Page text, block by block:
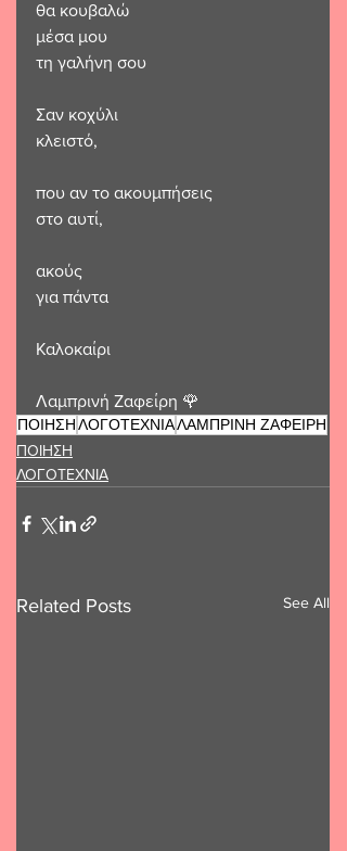
θα κουβαλώ
μέσα μου
τη γαλήνη σου
Σαν κοχύλι
κλειστό,
που αν το ακουμπήσεις
στο αυτί,
ακούς
για πάντα
Καλοκαίρι
Λαμπρινή Ζαφείρη 🌹
ΠΟΙΗΣΗΛΟΓΟΤΕΧΝΙΑΛΑΜΠΡΙΝΗ ΖΑΦΕΙΡΗ
ΠΟΙΗΣΗ
ΛΟΓΟΤΕΧΝΙΑ
Related Posts See All